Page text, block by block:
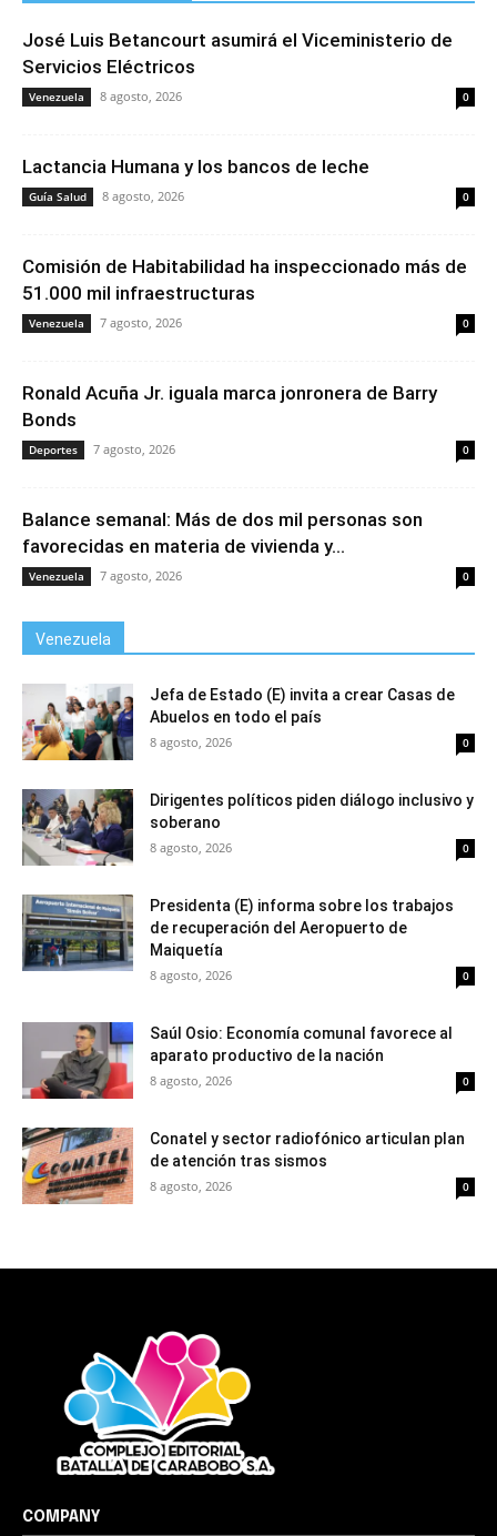
José Luis Betancourt asumirá el Viceministerio de
Servicios Eléctricos
Venezuela 8 agosto, 2026 0
Lactancia Humana y los bancos de leche
Guía Salud 8 agosto, 2026 0
Comisión de Habitabilidad ha inspeccionado más de
51.000 mil infraestructuras
Venezuela 7 agosto, 2026 0
Ronald Acuña Jr. iguala marca jonronera de Barry
Bonds
Deportes 7 agosto, 2026 0
Balance semanal: Más de dos mil personas son
favorecidas en materia de vivienda y...
Venezuela 7 agosto, 2026 0
Venezuela
Jefa de Estado (E) invita a crear Casas de
Abuelos en todo el país
8 agosto, 2026 0
Dirigentes políticos piden diálogo inclusivo y
soberano
8 agosto, 2026 0
Presidenta (E) informa sobre los trabajos
de recuperación del Aeropuerto de
Maiquetía
8 agosto, 2026 0
Saúl Osio: Economía comunal favorece al
aparato productivo de la nación
8 agosto, 2026 0
Conatel y sector radiofónico articulan plan
de atención tras sismos
8 agosto, 2026 0
COMPANY